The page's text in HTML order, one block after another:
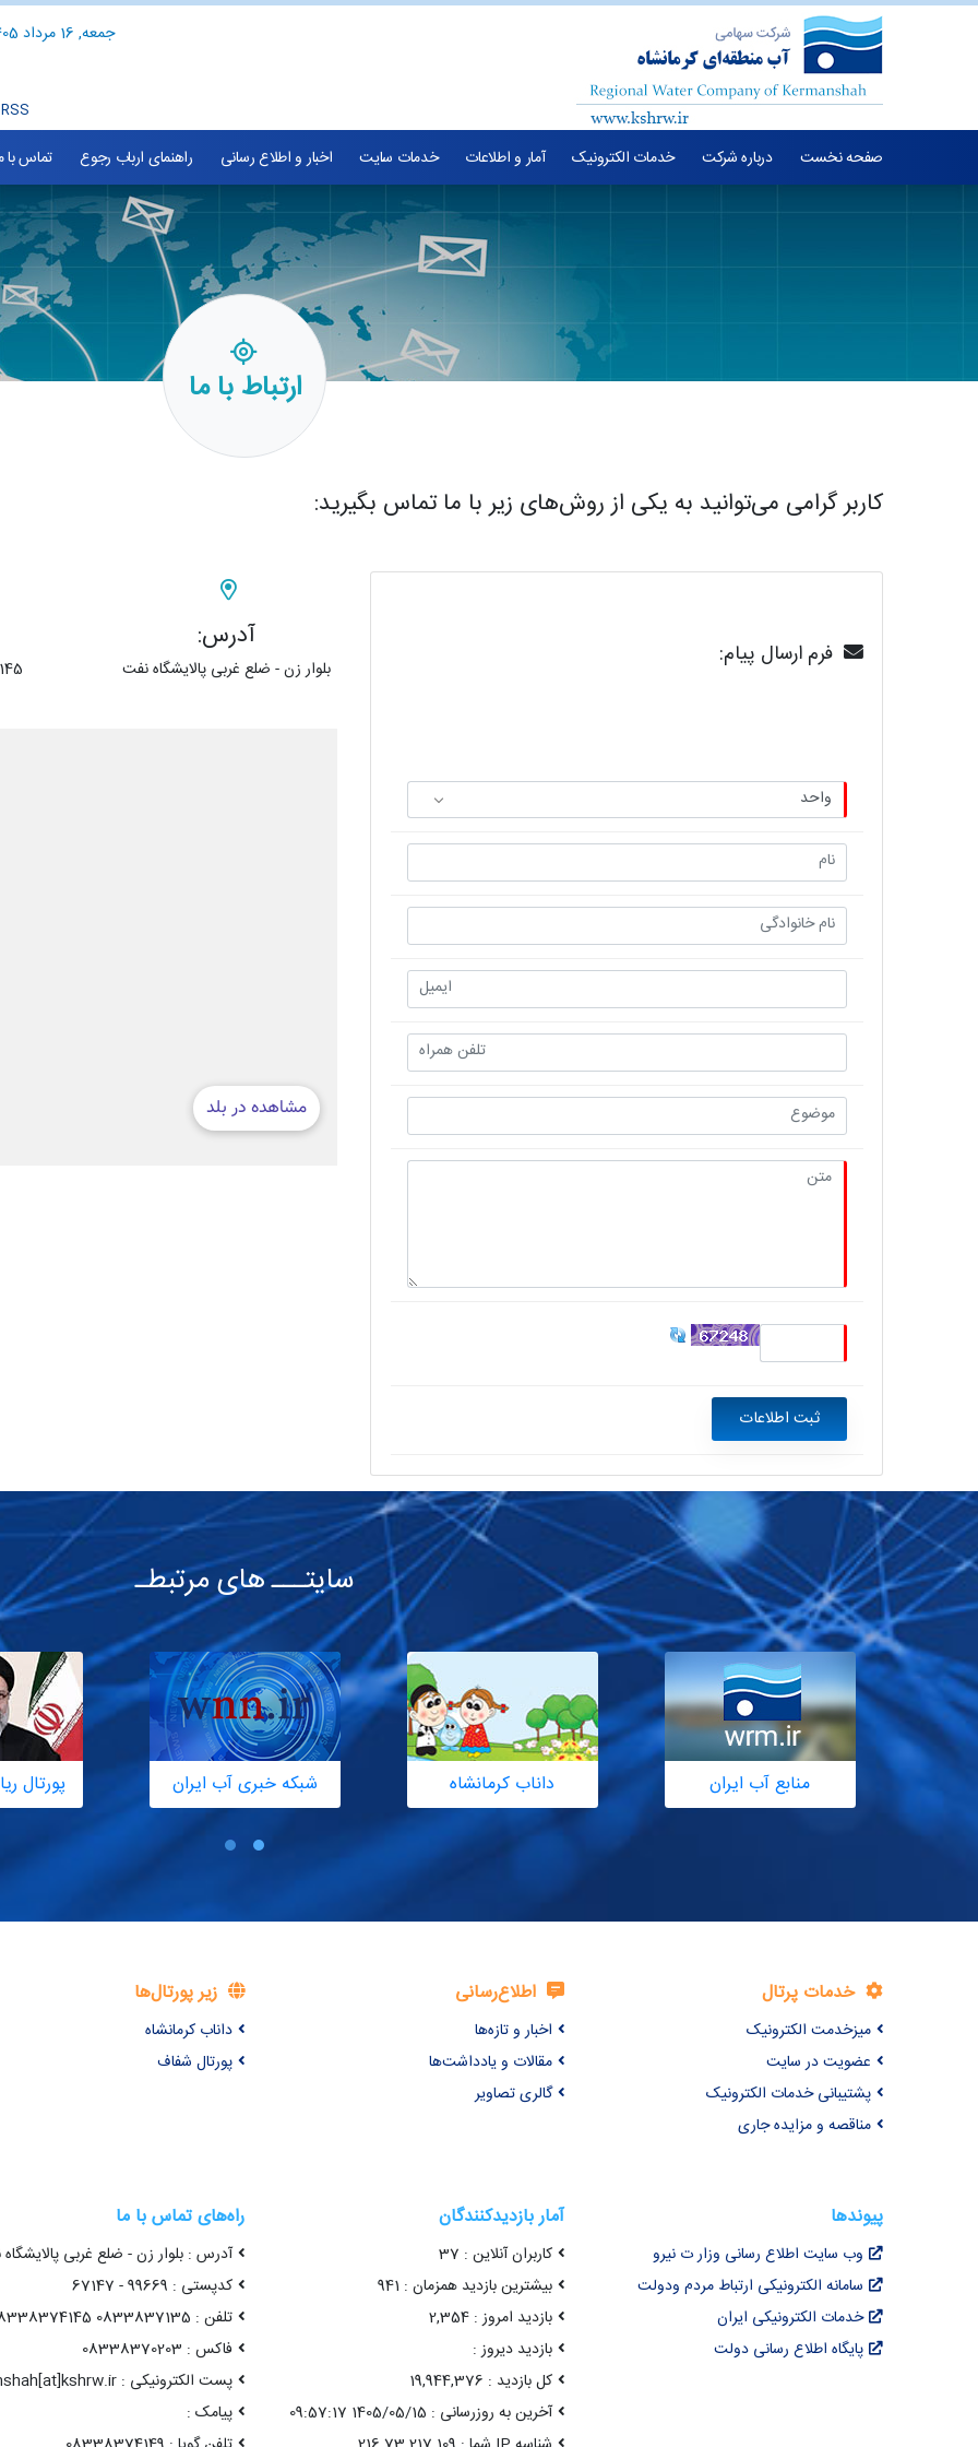
جمعه, 16 مرداد 1405
RSS
صفحه نخست درباره شرکت خدمات الکترونیک آمار و اطلاعات خدمات سایت اخبار و اطلاع رسانی راهنمای ارباب رجوع تماس با
ارتباط با ما
کاربر گرامی می‌توانید به یکی از روش‌های زیر با ما تماس بگیرید:
فرم ارسال پیام: آدرس:
بلوار زن - ضلع غربی پالایشگاه نفت
سایتـــ های مرتبطـ
منابع آب ایران داناب کرمانشاه شبکه خبری آب ایران پورتال
خدمات پرتال
میزخدمت الکترونیک
عضویت در سایت
پشتیبانی خدمات الکترونیک
مناقصه و مزایده جاری
اطلاع‌رسانی
اخبار و تازه‌ها
مقالات و یادداشت‌ها
گالری تصاویر
زیر پورتال‌ها
داناب کرمانشاه
پورتال شفاف
پیوندها
وب سایت اطلاع رسانی وزار ت نیرو
سامانه الکترونیکی ارتباط مردم ودولت
خدمات الکترونیکی ایران
پایگاه اطلاع رسانی دولت
آمار بازدیدکنندگان
کاربران آنلاین : 37
بیشترین بازدید همزمان : 941
بازدید امروز : 2,354
بازدید دیروز :
کل بازدید : 19,944,376
آخرین به روزرسانی : 1405/05/15 09:57:17
راه‌های تماس با ما
آدرس : بلوار زن - ضلع غربی
کدپستی : 99669 - 67147
تلفن : 0833837135 08338374145
فاکس : 08338370203
پست الکترونیکی : kermanshah[at]kshrw.ir
پیامک :